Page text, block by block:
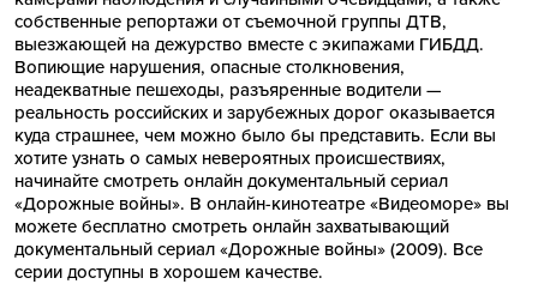
собственные репортажи от съемочной группы ДТВ,
выезжающей на дежурство вместе с экипажами ГИБДД.
Вопиющие нарушения, опасные столкновения,
неадекватные пешеходы, разъяренные водители —
реальность российских и зарубежных дорог оказывается
куда страшнее, чем можно было бы представить. Если вы
хотите узнать о самых невероятных происшествиях,
начинайте смотреть онлайн документальный сериал
«Дорожные войны». В онлайн-кинотеатре «Видеоморе» вы
можете бесплатно смотреть онлайн захватывающий
документальный сериал «Дорожные войны» (2009). Все
серии доступны в хорошем качестве.